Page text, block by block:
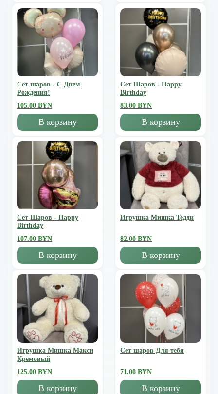
Сет шаров - С Днем
Рождения!
105.00 BYN
В корзину
Сет Шаров - Happy
Birthday
83.00 BYN
В корзину
Сет Шаров - Happy
Birthday
107.00 BYN
В корзину
Игрушка Мишка Тедди
82.00 BYN
В корзину
Игрушка Мишка Mакси
Кремовый
125.00 BYN
В корзину
Сет шаров Для тебя
71.00 BYN
В корзину